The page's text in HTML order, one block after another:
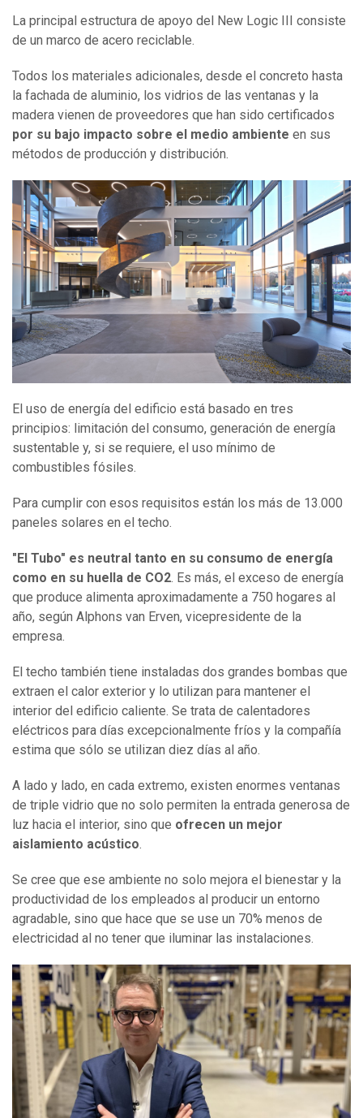
La principal estructura de apoyo del New Logic III consiste
de un marco de acero reciclable.
Todos los materiales adicionales, desde el concreto hasta
la fachada de aluminio, los vidrios de las ventanas y la
madera vienen de proveedores que han sido certificados
por su bajo impacto sobre el medio ambiente en sus
métodos de producción y distribución.
El uso de energía del edificio está basado en tres
principios: limitación del consumo, generación de energía
sustentable y, si se requiere, el uso mínimo de
combustibles fósiles.
Para cumplir con esos requisitos están los más de 13.000
paneles solares en el techo.
"El Tubo" es neutral tanto en su consumo de energía
como en su huella de CO2. Es más, el exceso de energía
que produce alimenta aproximadamente a 750 hogares al
año, según Alphons van Erven, vicepresidente de la
empresa.
El techo también tiene instaladas dos grandes bombas que
extraen el calor exterior y lo utilizan para mantener el
interior del edificio caliente. Se trata de calentadores
eléctricos para días excepcionalmente fríos y la compañía
estima que sólo se utilizan diez días al año.
A lado y lado, en cada extremo, existen enormes ventanas
de triple vidrio que no solo permiten la entrada generosa de
luz hacia el interior, sino que ofrecen un mejor
aislamiento acústico.
Se cree que ese ambiente no solo mejora el bienestar y la
productividad de los empleados al producir un entorno
agradable, sino que hace que se use un 70% menos de
electricidad al no tener que iluminar las instalaciones.